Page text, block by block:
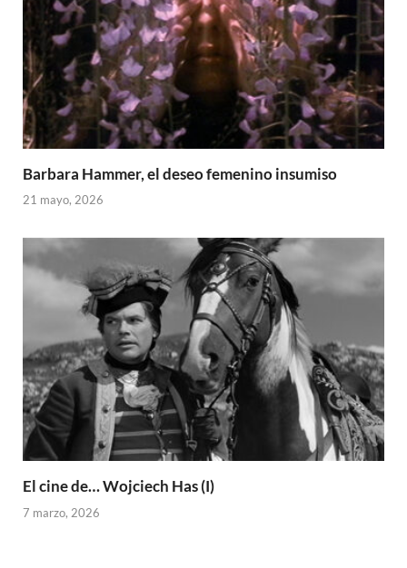
Barbara Hammer, el deseo femenino insumiso
21 mayo, 2026
El cine de… Wojciech Has (I)
7 marzo, 2026